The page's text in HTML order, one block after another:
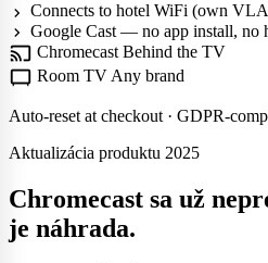
chevron_right Connects to hotel WiFi (own
chevron_right Google Cast — no app install, no
cast Chromecast Behind the TV
tv_gen Room TV Any brand
Auto-reset at checkout · GDPR-
Aktualizácia produktu 2025
Chromecast sa už
je náhrada.